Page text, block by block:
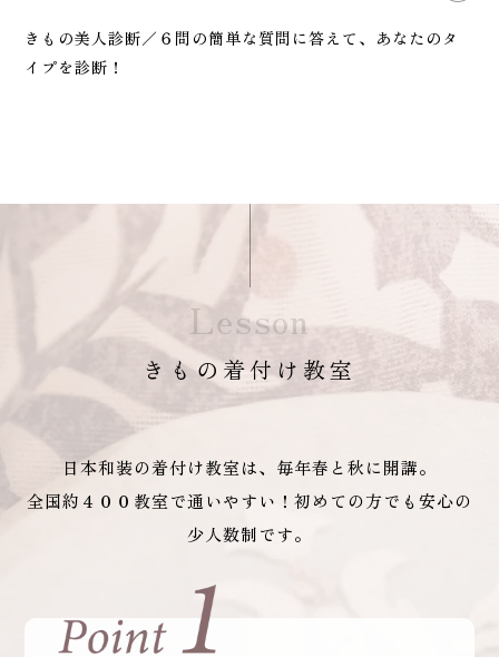
きもの美人診断／６問の簡単な質問に答えて、あなたのタ
イプを診断！
Lesson
きもの着付け教室
日本和装の着付け教室は、毎年春と秋に開講。
全国約４００教室で通いやすい！初めての方でも安心の
少人数制です。